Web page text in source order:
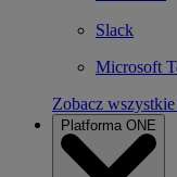
Slack
Microsoft
Zobacz
Platforma ONE